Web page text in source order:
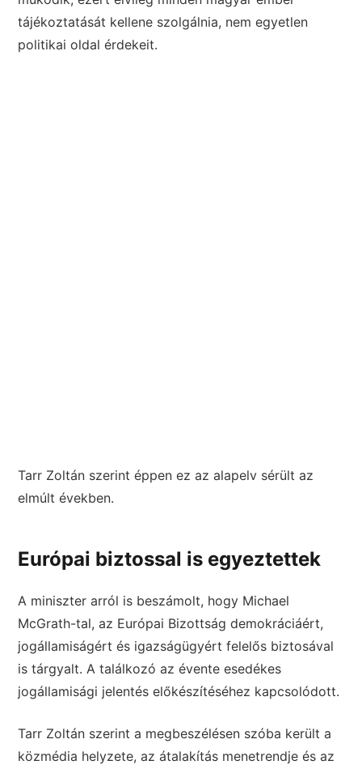
tájékoztatását kellene szolgálnia, nem egyetlen
politikai oldal érdekeit.
Tarr Zoltán szerint éppen ez az alapelv sérült az
elmúlt években.
Európai biztossal is egyeztettek
A miniszter arról is beszámolt, hogy Michael
McGrath-tal, az Európai Bizottság demokráciáért,
jogállamiságért és igazságügyért felelős biztosával
is tárgyalt. A találkozó az évente esedékes
jogállamisági jelentés előkészítéséhez kapcsolódott.
Tarr Zoltán szerint a megbeszélésen szóba került a
közmédia helyzete, az átalakítás menetrendje és az